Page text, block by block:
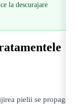
la descurajare
pielii se propagă